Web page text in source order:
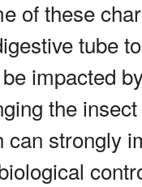
of these
tube
impacted
the
strongly